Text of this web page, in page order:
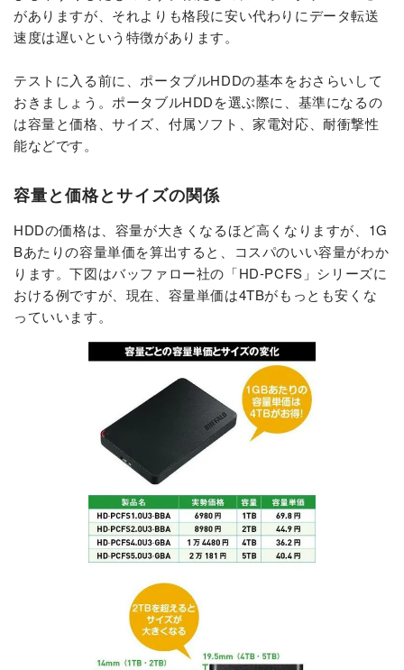
がありますが、それよりも格段に安い代わりにデータ転送
速度は遅いという特徴があります。
テストに入る前に、ポータブルHDDの基本をおさらいして
おきましょう。ポータブルHDDを選ぶ際に、基準になるの
は容量と価格、サイズ、付属ソフト、家電対応、耐衝撃性
能などです。
容量と価格とサイズの関係
HDDの価格は、容量が大きくなるほど高くなりますが、1G
Bあたりの容量単価を算出すると、コスパのいい容量がわか
ります。下図はバッファロー社の「HD-PCFS」シリーズに
おける例ですが、現在、容量単価は4TBがもっとも安くな
っていいます。